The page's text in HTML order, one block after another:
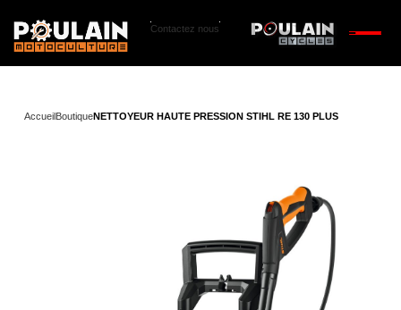
Contactez nous
AccueilBoutiqueNETTOYEUR HAUTE PRESSION STIHL RE 130 PLUS